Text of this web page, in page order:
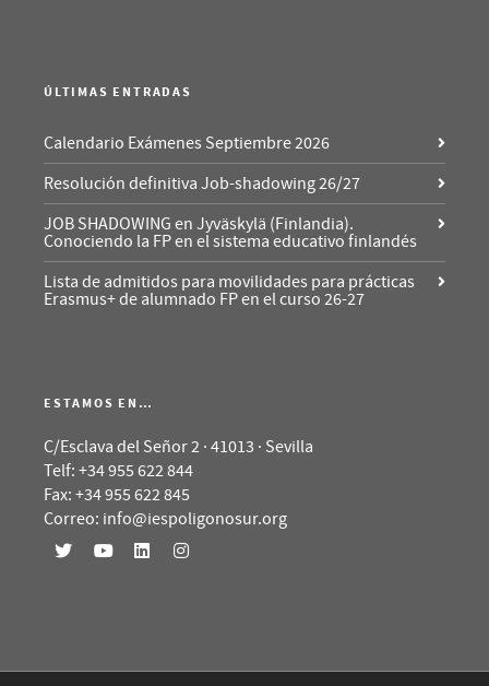
ÚLTIMAS ENTRADAS
Calendario Exámenes Septiembre 2026
Resolución definitiva Job-shadowing 26/27
JOB SHADOWING en Jyväskylä (Finlandia).
Conociendo la FP en el sistema educativo finlandés
Lista de admitidos para movilidades para prácticas
Erasmus+ de alumnado FP en el curso 26-27
ESTAMOS EN…
C/Esclava del Señor 2 · 41013 · Sevilla
Telf: +34 955 622 844
Fax: +34 955 622 845
Correo: info@iespoligonosur.org